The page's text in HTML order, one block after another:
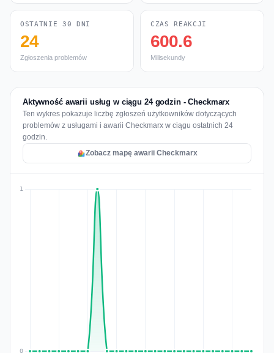
OSTATNIE 30 DNI
24
Zgłoszenia problemów
CZAS REAKCJI
600.6
Milisekundy
Aktywność awarii usług w ciągu 24 godzin - Checkmarx
Ten wykres pokazuje liczbę zgłoszeń użytkowników dotyczących
problemów z usługami i awarii Checkmarx w ciągu ostatnich 24
godzin.
Zobacz mapę awarii Checkmarx